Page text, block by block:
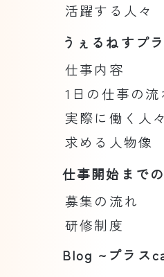
活躍する人々
うぇるねすプ
仕事内容
1日の仕事の流
実際に働く人々
求める人物像
仕事開始まで
募集の流れ
研修制度
Blog ~プラス